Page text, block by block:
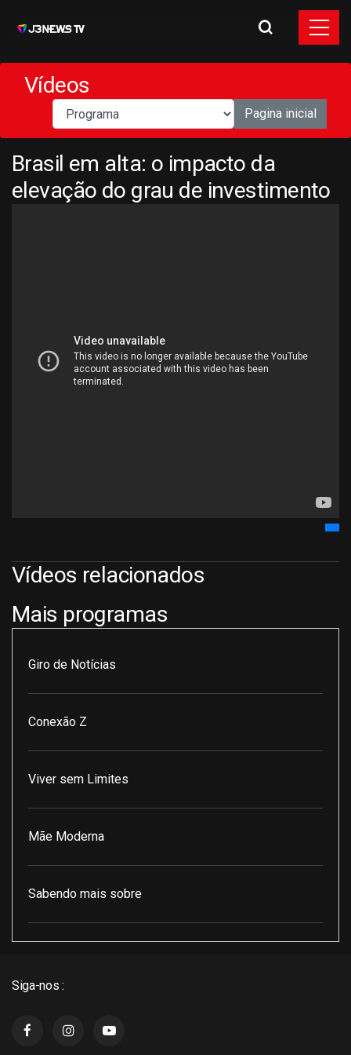
Vídeos
Pagina inicial
Brasil em alta: o impacto da
elevação do grau de investimento
Vídeos relacionados
Mais programas
Giro de Notícias
Conexão Z
Viver sem Limites
Mãe Moderna
Sabendo mais sobre
Siga-nos :